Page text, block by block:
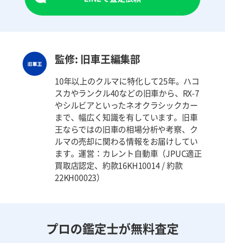
監修: 旧車王編集部
10年以上のクルマに特化して25年。ハコ
スカやランクル40などの旧車から、RX-7
やシルビアといったネオクラシックカー
まで、幅広く知識を有しています。旧車
王ならではの旧車の相場分析や考察、ク
ルマの売却に関わる情報をお届けしてい
ます。運営：カレント自動車（JPUC適正
買取店認定、約款16KH10014 / 約款
22KH00023）
プロの鑑定士が無料査定